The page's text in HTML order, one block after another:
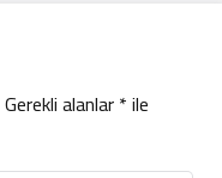
Gerekli alanlar*ile